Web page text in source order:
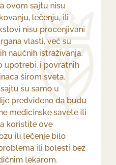
ovom sajtu nisu
lečenju, ili
nisu procenjivani
vlasti, već su
naučnih istraživanja,
upotrebi, i povratnih
širom sveta.
su samo u
predviđeno da budu
medicinske savete ili
koristite ove
ili lečenje bilo
ili bolesti bez
lekarom.